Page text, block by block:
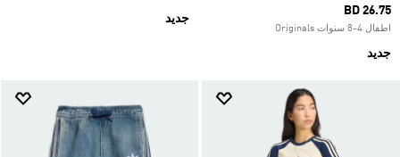
BD 26.75
اطفال 4-8 سنوات Originals
جديد
جديد